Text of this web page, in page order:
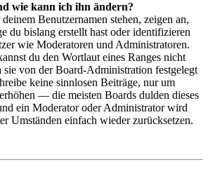
wie kann ich ihn ändern?
Benutzernamen stehen, zeigen an,
du bislang erstellt hast oder identifizieren
wie Moderatoren und Administratoren.
du den Wortlaut eines Ranges nicht
sie von der Board-Administration festgelegt
keine sinnlosen Beiträge, nur um
— die meisten Boards dulden dieses
ein Moderator oder Administrator wird
Umständen einfach wieder zurücksetzen.